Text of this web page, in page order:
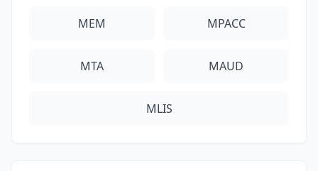
MEM MPACC
MTA MAUD
MLIS